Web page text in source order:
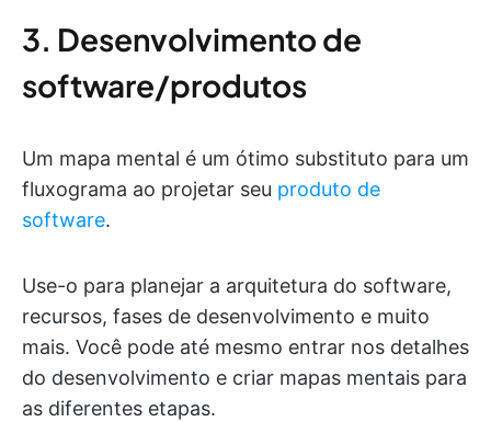
3. Desenvolvimento de
software/produtos
Um mapa mental é um ótimo substituto para um
fluxograma ao projetar seu produto de
software.
Use-o para planejar a arquitetura do software,
recursos, fases de desenvolvimento e muito
mais. Você pode até mesmo entrar nos detalhes
do desenvolvimento e criar mapas mentais para
as diferentes etapas.